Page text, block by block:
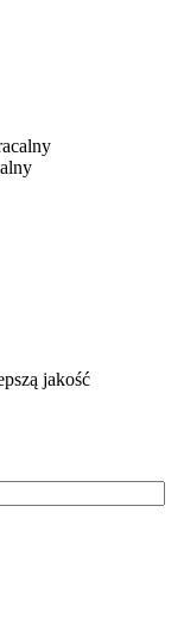
jakość